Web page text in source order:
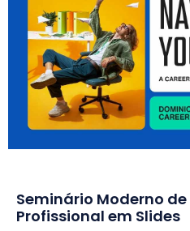
Seminário Moderno
Profissional em Slides